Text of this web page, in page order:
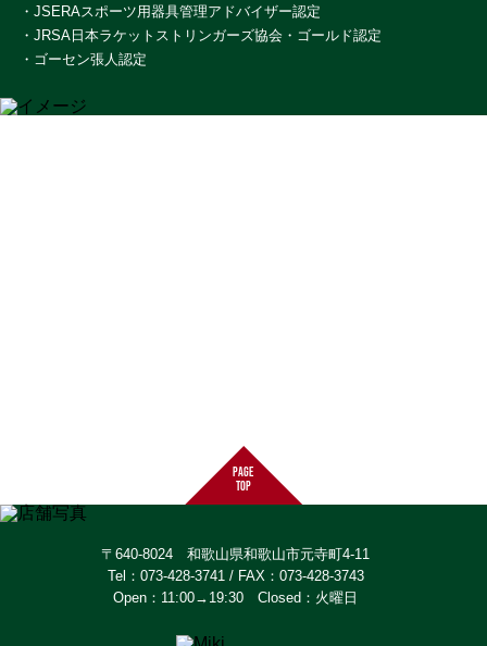
・JSERAスポーツ用器具管理アドバイザー認定
・JRSA日本ラケットストリンガーズ協会・ゴールド認定
・ゴーセン張人認定
page
top
〒640-8024 和歌山県和歌山市元寺町4-11
Tel：073-428-3741 / FAX：073-428-3743
Open：11:00→19:30 Closed：火曜日